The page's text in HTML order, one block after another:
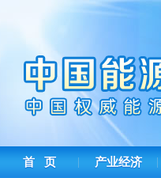
首 页 产业经济